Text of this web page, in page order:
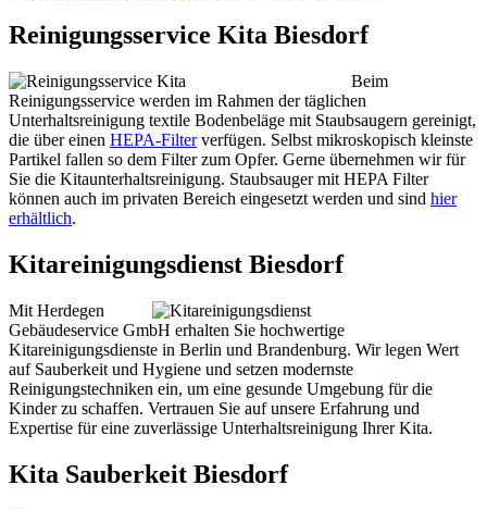
Reinigungsservice Kita Biesdorf
Beim
Reinigungsservice werden im Rahmen der täglichen
Unterhaltsreinigung textile Bodenbeläge mit Staubsaugern gereinigt,
die über einen HEPA-Filterverfügen. Selbst mikroskopisch kleinste
Partikel fallen so dem Filter zum Opfer. Gerne übernehmen wir für
Sie die Kitaunterhaltsreinigung. Staubsauger mit HEPA Filter
können auch im privaten Bereich eingesetzt werden und sind hier
erhältlich.
Kitareinigungsdienst Biesdorf
Mit Herdegen
Gebäudeservice GmbH erhalten Sie hochwertige
Kitareinigungsdienste in Berlin und Brandenburg. Wir legen Wert
auf Sauberkeit und Hygiene und setzen modernste
Reinigungstechniken ein, um eine gesunde Umgebung für die
Kinder zu schaffen. Vertrauen Sie auf unsere Erfahrung und
Expertise für eine zuverlässige Unterhaltsreinigung Ihrer Kita.
Kita Sauberkeit Biesdorf